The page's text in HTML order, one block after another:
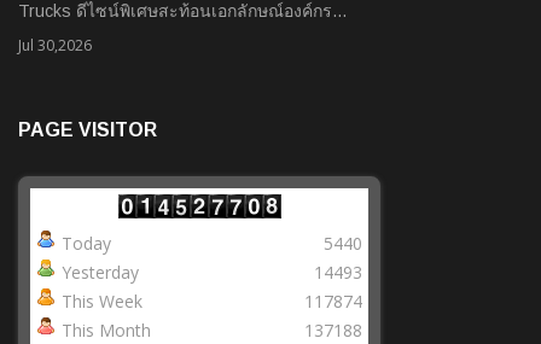
Trucks ดีไซน์พิเศษสะท้อนเอกลักษณ์องค์กร…
Jul 30,2026
PAGE VISITOR
Today
Yesterday
This Week
This Month
5440
14493
117874
137188